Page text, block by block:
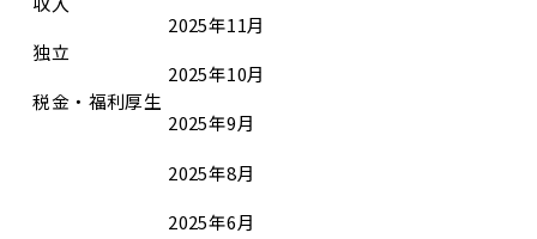
独立
税金・福利厚生
2025年11月
2025年10月
2025年9月
2025年8月
2025年6月